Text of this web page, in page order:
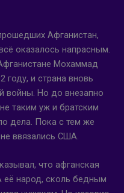
Афганистан,
оказалось напрасным.
Мохаммад
году, и страна вновь
войны. Но до внезапно
таким уж и братским
дела. Пока с тем же
ввязались США.
что афганская
её народ, сколь бедным